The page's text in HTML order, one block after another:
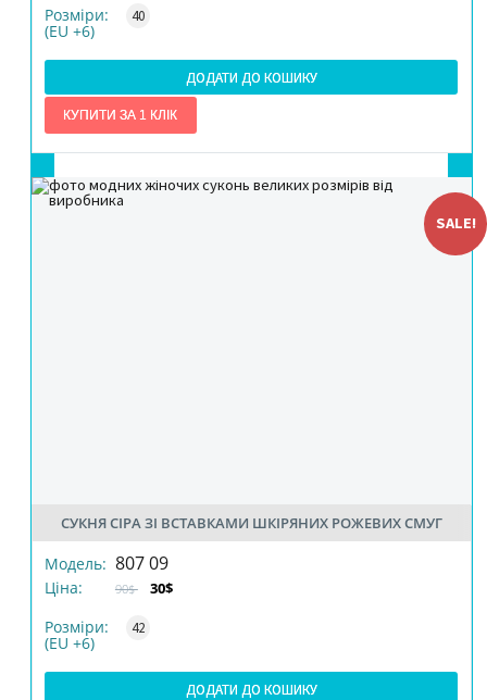
Розміри:
(EU +6)
40
ДОДАТИ ДО КОШИКУ
SALE!
СУКНЯ СІРА ЗІ ВСТАВКАМИ ШКІРЯНИХ РОЖЕВИХ СМУГ
Модель: 807 09
Ціна: 90$
30$
Розміри:
(EU +6)
42
ДОДАТИ ДО КОШИКУ
РОЗМІР
КІЛЬКІСТЬ